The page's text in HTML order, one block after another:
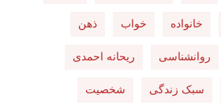
خانواده خواب ذهن
روانشناسی ریحانه احمدی
سبک زندگی شخصیت